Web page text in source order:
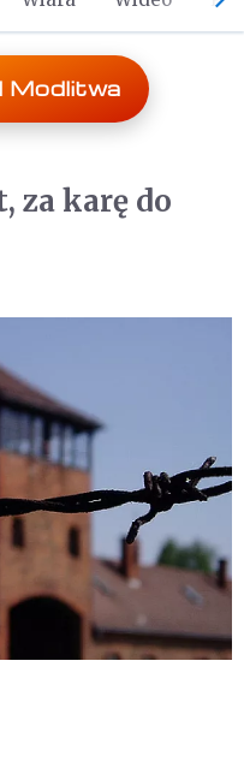
Modlitwa
za karę do